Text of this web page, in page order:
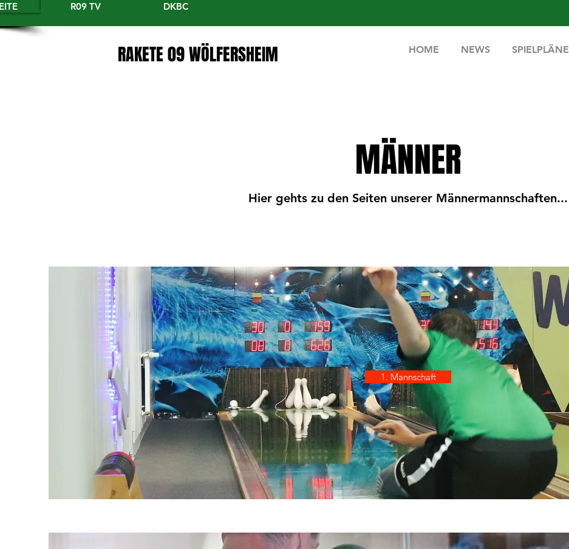
R09 TV DKBC
RAKETE 09 WÖLFERSHEIM HOME NEWS SPIELPLÄNE
MÄNNER
Hier gehts zu den Seiten unserer Männermannschaften...
1. Mannschaft